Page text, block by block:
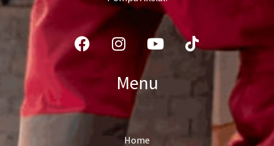
FacebookInstagram
YoutubeTiktok
Menu
Home